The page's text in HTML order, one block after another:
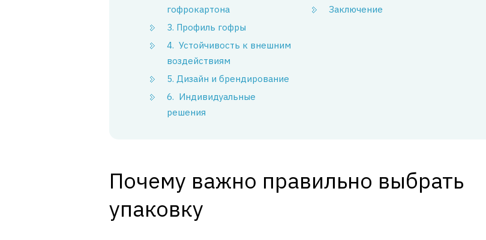
гофрокартона
3. Профиль гофры
4. ️ Устойчивость к внешним
воздействиям
5. Дизайн и брендирование
6. ️ Индивидуальные
решения
Заключение
Почему важно правильно выбрать
упаковку